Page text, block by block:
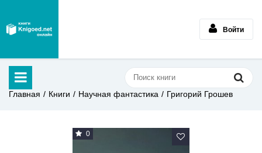
Войти
Главная Книги Научная фантастика Григорий Грошев
0